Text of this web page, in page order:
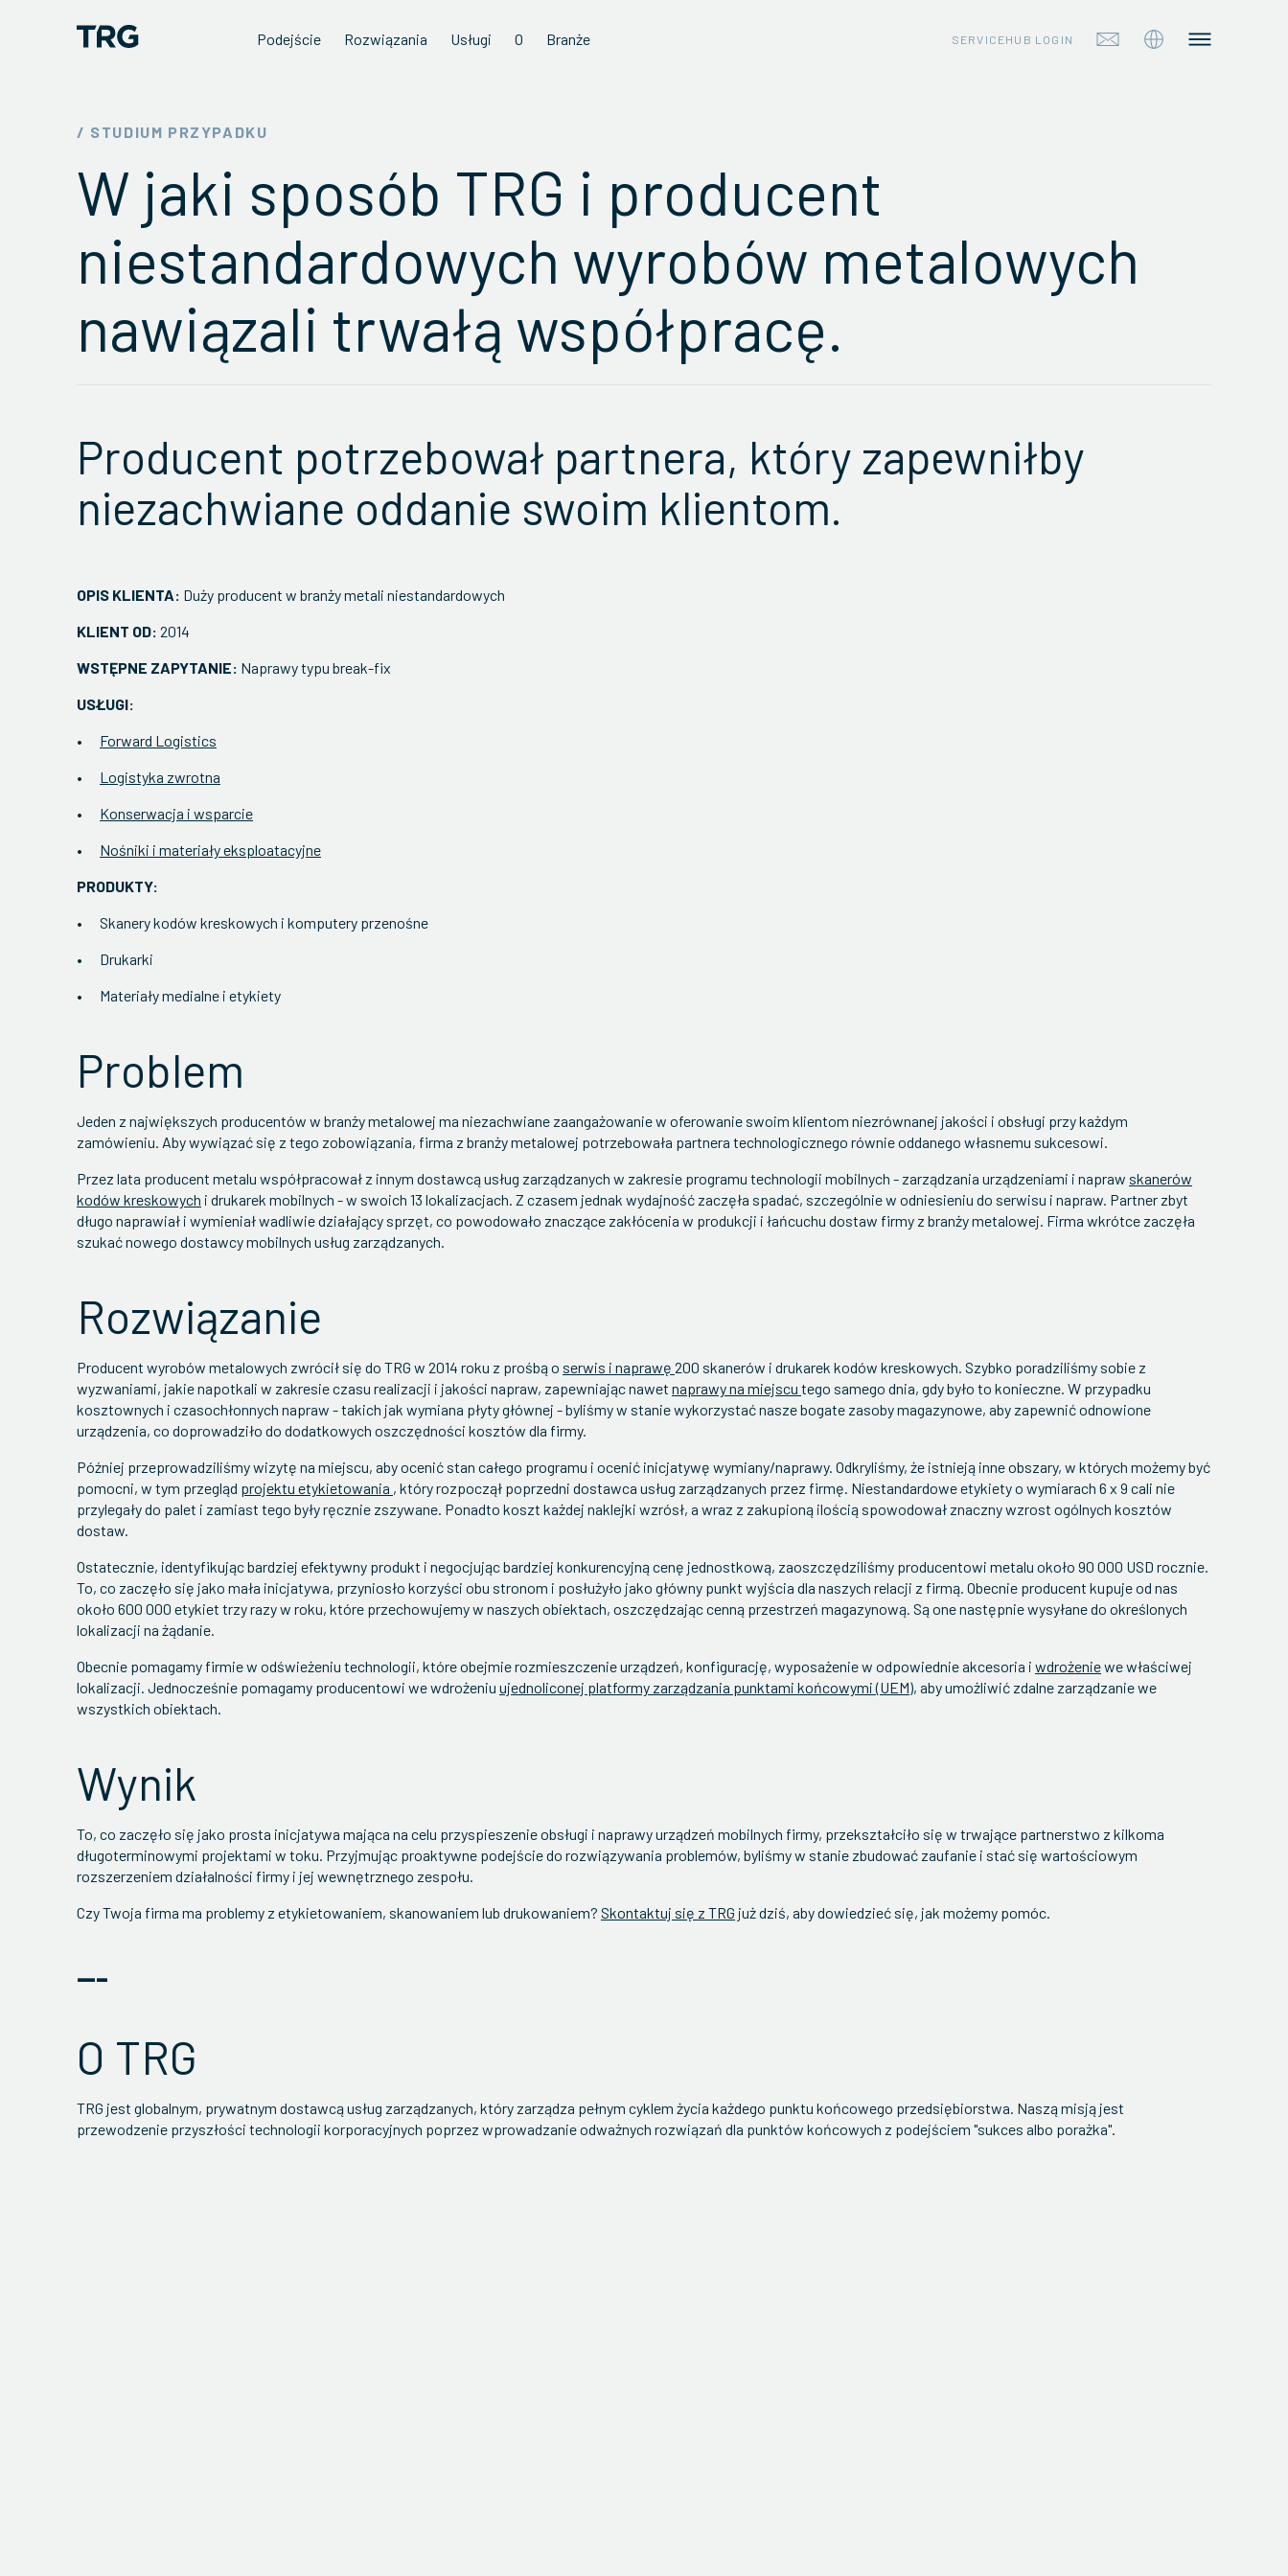
Podejście Rozwiązania Usługi O Branże SERVICEHUB LOGIN
/ STUDIUM PRZYPADKU
W jaki sposób TRG i producent
niestandardowych wyrobów metalowych
nawiązali trwałą współpracę.
Producent potrzebował partnera, który zapewniłby
niezachwiane oddanie swoim klientom.
OPIS KLIENTA: Duży producent w branży metali niestandardowych
KLIENT OD: 2014
WSTĘPNE ZAPYTANIE: Naprawy typu break-fix
USŁUGI:
Forward Logistics
Logistyka zwrotna
Konserwacja i wsparcie
Nośniki i materiały eksploatacyjne
PRODUKTY:
Skanery kodów kreskowych i komputery przenośne
Drukarki
Materiały medialne i etykiety
Problem
Jeden z największych producentów w branży metalowej ma niezachwiane zaangażowanie w oferowanie swoim klientom niezrównanej jakości i obsługi przy każdym
zamówieniu. Aby wywiązać się z tego zobowiązania, firma z branży metalowej potrzebowała partnera technologicznego równie oddanego własnemu sukcesowi.
Przez lata producent metalu współpracował z innym dostawcą usług zarządzanych w zakresie programu technologii mobilnych - zarządzania urządzeniami i napraw skanerów
kodów kreskowych i drukarek mobilnych - w swoich 13 lokalizacjach. Z czasem jednak wydajność zaczęła spadać, szczególnie w odniesieniu do serwisu i napraw. Partner zbyt
długo naprawiał i wymieniał wadliwie działający sprzęt, co powodowało znaczące zakłócenia w produkcji i łańcuchu dostaw firmy z branży metalowej. Firma wkrótce zaczęła
szukać nowego dostawcy mobilnych usług zarządzanych.
Rozwiązanie
Producent wyrobów metalowych zwrócił się do TRG w 2014 roku z prośbą o serwis i naprawę 200 skanerów i drukarek kodów kreskowych. Szybko poradziliśmy sobie z
wyzwaniami, jakie napotkali w zakresie czasu realizacji i jakości napraw, zapewniając nawet naprawy na miejscu tego samego dnia, gdy było to konieczne. W przypadku
kosztownych i czasochłonnych napraw - takich jak wymiana płyty głównej - byliśmy w stanie wykorzystać nasze bogate zasoby magazynowe, aby zapewnić odnowione
urządzenia, co doprowadziło do dodatkowych oszczędności kosztów dla firmy.
Później przeprowadziliśmy wizytę na miejscu, aby ocenić stan całego programu i ocenić inicjatywę wymiany/naprawy. Odkryliśmy, że istnieją inne obszary, w których możemy być
pomocni, w tym przegląd projektu etykietowania , który rozpoczął poprzedni dostawca usług zarządzanych przez firmę. Niestandardowe etykiety o wymiarach 6 x 9 cali nie
przylegały do palet i zamiast tego były ręcznie zszywane. Ponadto koszt każdej naklejki wzrósł, a wraz z zakupioną ilością spowodował znaczny wzrost ogólnych kosztów
dostaw.
Ostatecznie, identyfikując bardziej efektywny produkt i negocjując bardziej konkurencyjną cenę jednostkową, zaoszczędziliśmy producentowi metalu około 90 000 USD rocznie.
To, co zaczęło się jako mała inicjatywa, przyniosło korzyści obu stronom i posłużyło jako główny punkt wyjścia dla naszych relacji z firmą. Obecnie producent kupuje od nas
około 600 000 etykiet trzy razy w roku, które przechowujemy w naszych obiektach, oszczędzając cenną przestrzeń magazynową. Są one następnie wysyłane do określonych
lokalizacji na żądanie.
Obecnie pomagamy firmie w odświeżeniu technologii, które obejmie rozmieszczenie urządzeń, konfigurację, wyposażenie w odpowiednie akcesoria i wdrożeniewe właściwej
lokalizacji. Jednocześnie pomagamy producentowi we wdrożeniu ujednoliconej platformy zarządzania punktami końcowymi (UEM), aby umożliwić zdalne zarządzanie we
wszystkich obiektach.
Wynik
To, co zaczęło się jako prosta inicjatywa mająca na celu przyspieszenie obsługi i naprawy urządzeń mobilnych firmy, przekształciło się w trwające partnerstwo z kilkoma
długoterminowymi projektami w toku. Przyjmując proaktywne podejście do rozwiązywania problemów, byliśmy w stanie zbudować zaufanie i stać się wartościowym
rozszerzeniem działalności firmy i jej wewnętrznego zespołu.
Czy Twoja firma ma problemy z etykietowaniem, skanowaniem lub drukowaniem? Skontaktuj się z TRG już dziś, aby dowiedzieć się, jak możemy pomóc.
---
O TRG
TRG jest globalnym, prywatnym dostawcą usług zarządzanych, który zarządza pełnym cyklem życia każdego punktu końcowego przedsiębiorstwa. Naszą misją jest
przewodzenie przyszłości technologii korporacyjnych poprzez wprowadzanie odważnych rozwiązań dla punktów końcowych z podejściem "sukces albo porażka".